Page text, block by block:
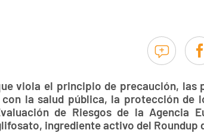
viola el principio de precaución,
la salud pública, la protección de
de Riesgos de la Agencia
ingrediente activo del Roundup